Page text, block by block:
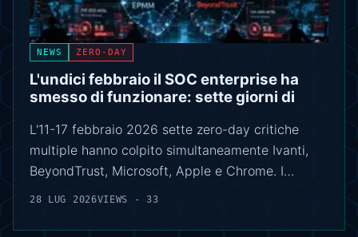
NEWS ZERO-DAY
L'undici febbraio il SOC enterprise ha
smesso di funzionare: sette giorni di
L'11-17 febbraio 2026 sette zero-day critiche
multiple hanno colpito simultaneamente Ivanti,
BeyondTrust, Microsoft, Apple e Chrome. I…
28 LUG 2026VIEWS - 33